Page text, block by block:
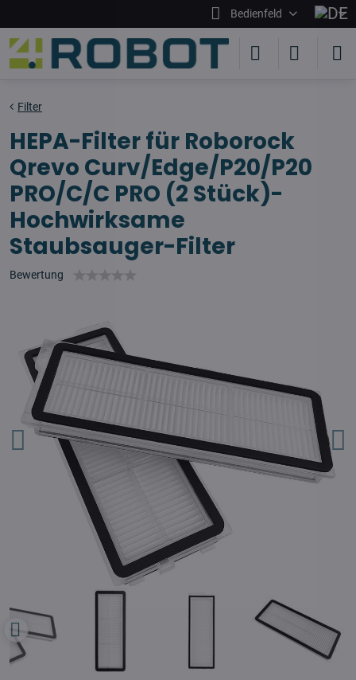
Bedienfeld
Filter
HEPA-Filter für Roborock
Qrevo Curv/Edge/P20/P20
PRO/C/C PRO (2 Stück)-
Hochwirksame
Staubsauger-Filter
Bewertung